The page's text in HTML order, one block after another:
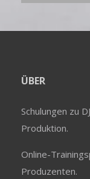
ÜBER
Schulungen zu
Produktion.
Online-
Produzenten.